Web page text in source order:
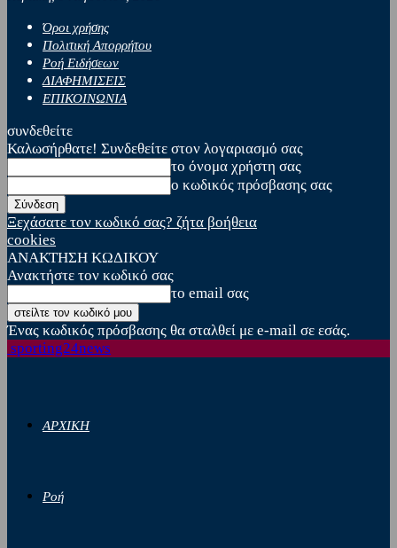
Όροι χρήσης
Πολιτική Απορρήτου
Ροή Ειδήσεων
ΔΙΑΦΗΜΙΣΕΙΣ
ΕΠΙΚΟΙΝΩΝΙΑ
συνδεθείτε
Καλωσήρθατε! Συνδεθείτε στον λογαριασμό σας
το όνομα χρήστη σας
ο κωδικός πρόσβασης σας
Ξεχάσατε τον κωδικό σας? ζήτα βοήθεια
cookies
ΑΝΑΚΤΗΣΗ ΚΩΔΙΚΟΥ
Ανακτήστε τον κωδικό σας
το email σας
Ένας κωδικός πρόσβασης θα σταλθεί με e-mail σε εσάς.
sporting24news
ΑΡΧΙΚΗ
Ροή